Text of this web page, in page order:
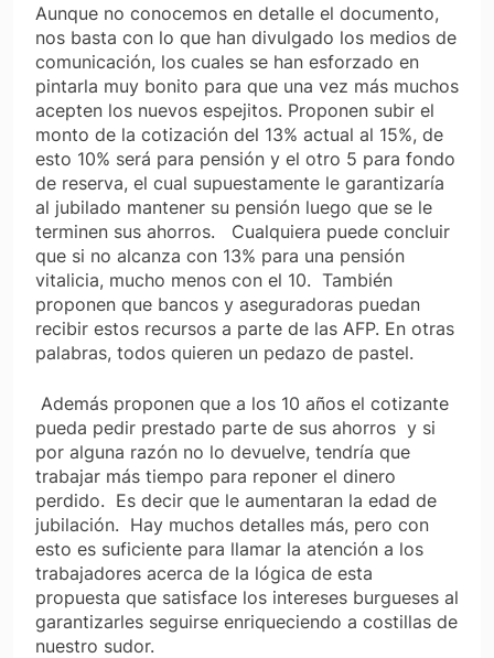
Aunque no conocemos en detalle el documento,
nos basta con lo que han divulgado los medios de
comunicación, los cuales se han esforzado en
pintarla muy bonito para que una vez más muchos
acepten los nuevos espejitos. Proponen subir el
monto de la cotización del 13% actual al 15%, de
esto 10% será para pensión y el otro 5 para fondo
de reserva, el cual supuestamente le garantizaría
al jubilado mantener su pensión luego que se le
terminen sus ahorros.
Cualquiera puede concluir
que si no alcanza con 13% para una pensión
vitalicia, mucho menos con el 10. También
proponen que bancos y aseguradoras puedan
recibir estos recursos a parte de las AFP. En otras
palabras, todos quieren un pedazo de pastel.
Además proponen que a los 10 años el cotizante
pueda pedir prestado parte de sus ahorros y si
por alguna razón no lo devuelve, tendría que
trabajar más tiempo para reponer el dinero
perdido. Es decir que le aumentaran la edad de
jubilación. Hay muchos detalles más, pero con
esto es suficiente para llamar la atención a los
trabajadores acerca de la lógica de esta
propuesta que satisface los intereses burgueses al
garantizarles seguirse enriqueciendo a costillas de
nuestro sudor.